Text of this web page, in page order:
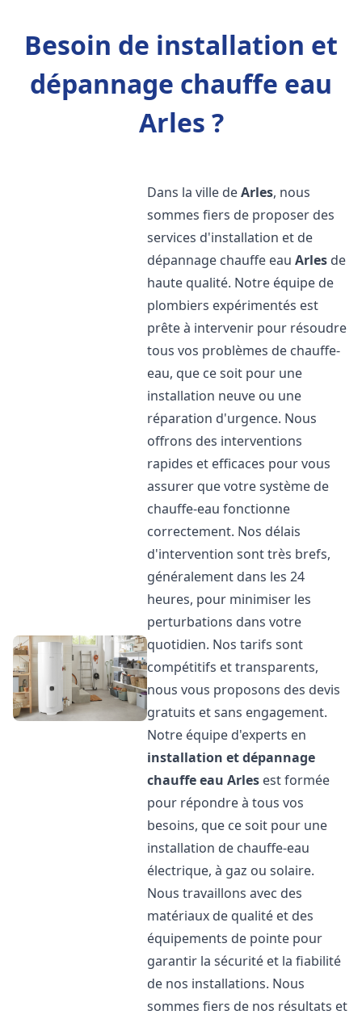
Besoin de installation et
dépannage chauffe eau
Arles ?
Dans la ville deArles, nous
sommes fiers de proposer des
services d'installation et de
dépannage chauffe eauArles de
haute qualité. Notre équipe de
plombiers expérimentés est
prête à intervenir pour résoudre
tous vos problèmes de chauffe-
eau, que ce soit pour une
installation neuve ou une
réparation d'urgence. Nous
offrons des interventions
rapides et efficaces pour vous
assurer que votre système de
chauffe-eau fonctionne
correctement. Nos délais
d'intervention sont très brefs,
généralement dans les 24
heures, pour minimiser les
perturbations dans votre
quotidien. Nos tarifs sont
compétitifs et transparents,
nous vous proposons des devis
gratuits et sans engagement.
Notre équipe d'experts en
installation et dépannage
chauffe eau Arles est formée
pour répondre à tous vos
besoins, que ce soit pour une
installation de chauffe-eau
électrique, à gaz ou solaire.
Nous travaillons avec des
matériaux de qualité et des
équipements de pointe pour
garantir la sécurité et la fiabilité
de nos installations. Nous
sommes fiers de nos résultats et